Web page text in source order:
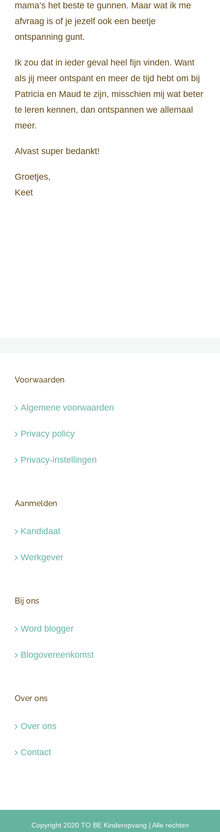
mama’s het beste te gunnen. Maar wat ik me
afvraag is of je jezelf ook een beetje
ontspanning gunt.
Ik zou dat in ieder geval heel fijn vinden. Want
als jij meer ontspant en meer de tijd hebt om bij
Patricia en Maud te zijn, misschien mij wat beter
te leren kennen, dan ontspannen we allemaal
meer.
Alvast super bedankt!
Groetjes,
Keet
Voorwaarden
Algemene voorwaarden
Privacy policy
Privacy-instellingen
Aanmelden
Kandidaat
Werkgever
Bij ons
Word blogger
Blogovereenkomst
Over ons
Over ons
Contact
Copyright 2020 TO BE Kinderopvang | Alle rechten